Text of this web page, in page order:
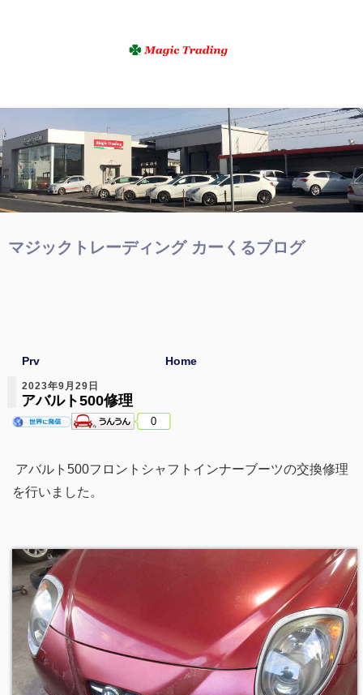
マジックトレーディング カーくるブログ
Prv Home
2023年9月29日
アバルト500修理
0
アバルト500フロントシャフトインナーブーツの交換修理
を行いました。